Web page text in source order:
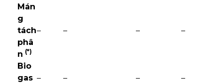
Mán
g
tách
phâ
n (*)
– – – –
Bio
gas – – – –